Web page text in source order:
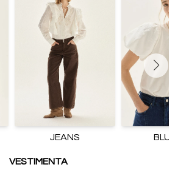
JEANS
VESTIMENTA